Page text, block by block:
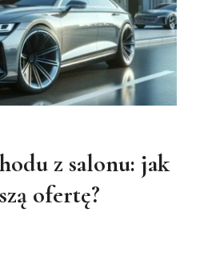
z salonu: jak
ofertę?